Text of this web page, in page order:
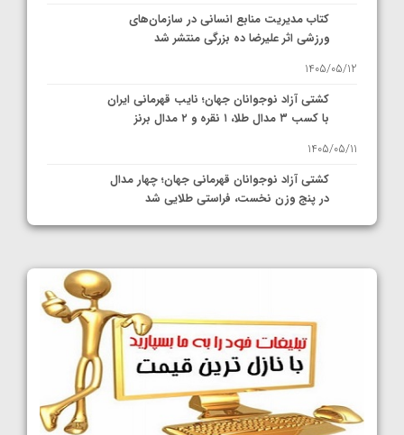
کتاب مدیریت منابع انسانی در سازمان‌های
ورزشی اثر علیرضا ده بزرگی منتشر شد
1405/05/12
کشتی آزاد نوجوانان جهان؛ نایب قهرمانی ایران
با کسب ۳ مدال طلا، ۱ نقره و ۲ مدال برنز
1405/05/11
کشتی آزاد نوجوانان قهرمانی جهان؛ چهار مدال
در پنج وزن نخست، فراستی طلایی شد
1405/05/11
کشتی آزاد نوجوانان جهان؛ رقبای نمایندگان
ایران مشخص شدند
1405/05/08
کشتی فرنگی نوجوانان جهان؛ سکوی تیمی